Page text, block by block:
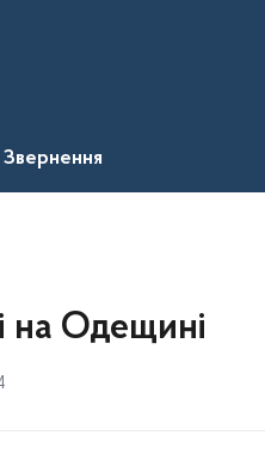
Звернення
на Одещині